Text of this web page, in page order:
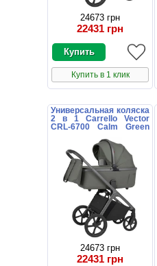
24673 грн
22431 грн
Купить в 1 клик
Универсальная коляска
2 в 1 Carrello Vector
CRL-6700 Calm Green
дождевиком
24673 грн
22431 грн